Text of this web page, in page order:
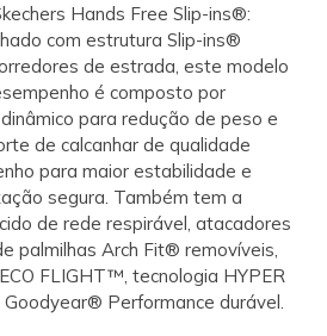
Hands Free Slip-ins®:
com estrutura Slip-ins®
de estrada, este modelo
é composto por
para redução de peso e
de calcanhar de qualidade
para maior estabilidade e
segura. Também tem a
de rede respirável, atacadores
palmilhas Arch Fit® removíveis,
FLIGHT™, tecnologia HYPER
Performance durável.